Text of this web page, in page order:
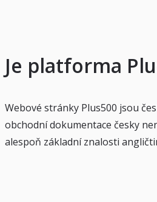
Je platforma
Webové stránky Plus500 jsou
obchodní dokumentace česky
alespoň základní znalosti